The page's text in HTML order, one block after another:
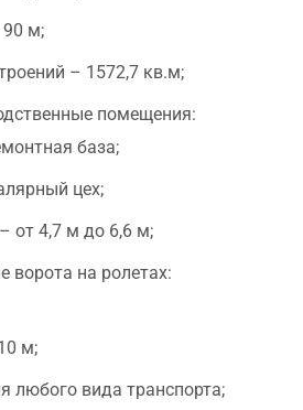
м;
– 1572,7 кв.м;
помещения:
база;
цех;
от 4,7 м до 6,6 м;
ворота на ролетах:
м;
любого вида транспорта;